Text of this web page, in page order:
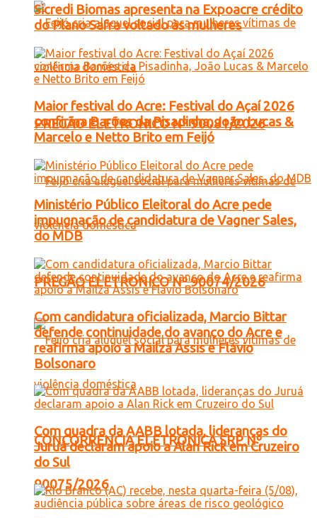
PREGÃO ELETRONICO Nº 90081/2026
PREGÃO ELETRONICO Nº 90074/2026
CONCORRENCIA ELETRONICA SRP Nº
90075/2026
Sicredi Biomas apresenta na Expoacre crédito
do Plano Safra voltado às mulheres
Maior festival do Acre: Festival do Açaí 2026
confirma Barões da Pisadinha, João Lucas &
Marcelo e Netto Brito em Feijó
Ministério Público Eleitoral do Acre pede
impugnação de candidatura de Vagner Sales,
do MDB
Com candidatura oficializada, Marcio Bittar
defende continuidade do avanço do Acre e
reafirma apoio a Mailza Assis e Flávio
Bolsonaro
Com quadra da AABB lotada, lideranças do
Juruá declaram apoio a Alan Rick em Cruzeiro
do Sul